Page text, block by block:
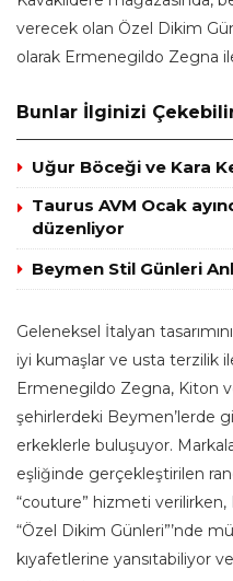
verecek olan Özel Dikim
olarak Ermenegildo Zegna
Bunlar İlginizi
Uğur Böceği ve Kara
Taurus AVM Ocak
düzenliyor
Beymen Stil Günleri
Geleneksel İtalyan
iyi kumaşlar ve usta terzilik
Ermenegildo Zegna, Kiton
şehirlerdeki Beymen’lerde
erkeklerle buluşuyor.
eşliğinde gerçekleştirilen
“couture” hizmeti verilirken,
“Özel Dikim Günleri”’nde
kıyafetlerine yansıtabiliyor